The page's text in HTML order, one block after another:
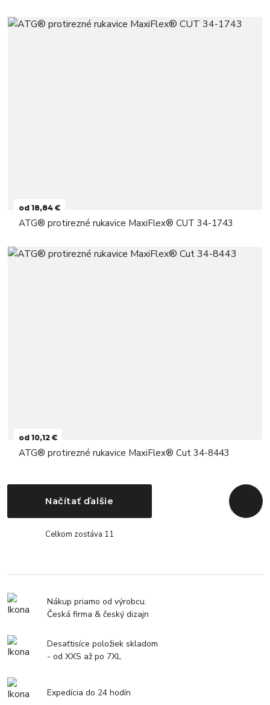
od 18,84 €
ATG® protirezné rukavice MaxiFlex® CUT 34-1743
od 10,12 €
ATG® protirezné rukavice MaxiFlex® Cut 34-8443
Načítať ďalšie
Celkom zostáva 11
Späť
Nákup priamo od výrobcu.
Česká firma & český dizajn
Desaťtisíce položiek skladom
- od XXS až po 7XL
Expedícia do 24 hodín